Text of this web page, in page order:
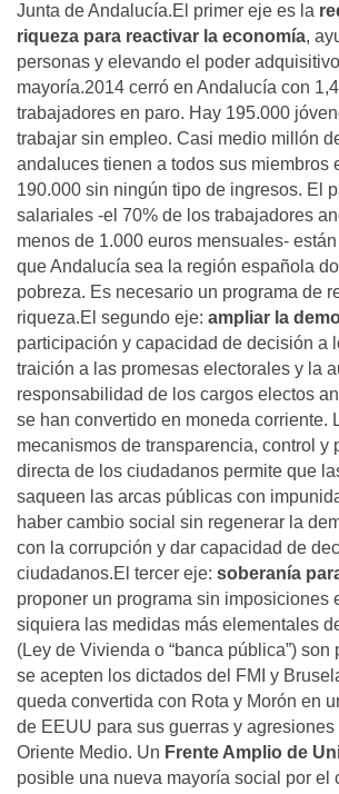
Junta de Andalucía.El primer eje es la
riqueza para reactivar la economía,
personas y elevando el poder
mayoría.2014 cerró en Andalucía con
trabajadores en paro. Hay 195.000
trabajar sin empleo. Casi medio millón
andaluces tienen a todos sus miembros
190.000 sin ningún tipo de ingresos. El
salariales -el 70% de los trabajadores
menos de 1.000 euros mensuales-
que Andalucía sea la región española
pobreza. Es necesario un programa de
riqueza.El segundo eje: ampliar la
participación y capacidad de decisión a
traición a las promesas electorales y la
responsabilidad de los cargos electos
se han convertido en moneda corriente.
mecanismos de transparencia, control y
directa de los ciudadanos permite que
saqueen las arcas públicas con
haber cambio social sin regenerar la
con la corrupción y dar capacidad de
ciudadanos.El tercer eje: soberanía
proponer un programa sin imposiciones
siquiera las medidas más elementales
(Ley de Vivienda o “banca pública”)
se acepten los dictados del FMI y
queda convertida con Rota y Morón en
de EEUU para sus guerras y agresiones
Oriente Medio. Un Frente Amplio de
posible una nueva mayoría social por el